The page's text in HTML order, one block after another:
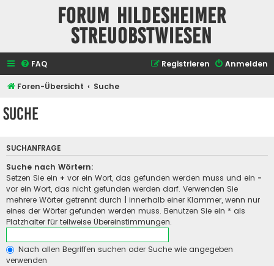
Forum Hildesheimer
Streuobstwiesen
FAQ Anmelden
Registrieren
Foren-Übersicht Suche
Suche
SUCHANFRAGE
Suche nach Wörtern:
Setzen Sie ein + vor ein Wort, das gefunden werden muss und ein -
vor ein Wort, das nicht gefunden werden darf. Verwenden Sie
mehrere Wörter getrennt durch
innerhalb einer Klammer, wenn nur
eines der Wörter gefunden werden muss. Benutzen Sie ein * als
Platzhalter für teilweise Übereinstimmungen.
Nach allen Begriffen suchen oder Suche wie angegeben
verwenden